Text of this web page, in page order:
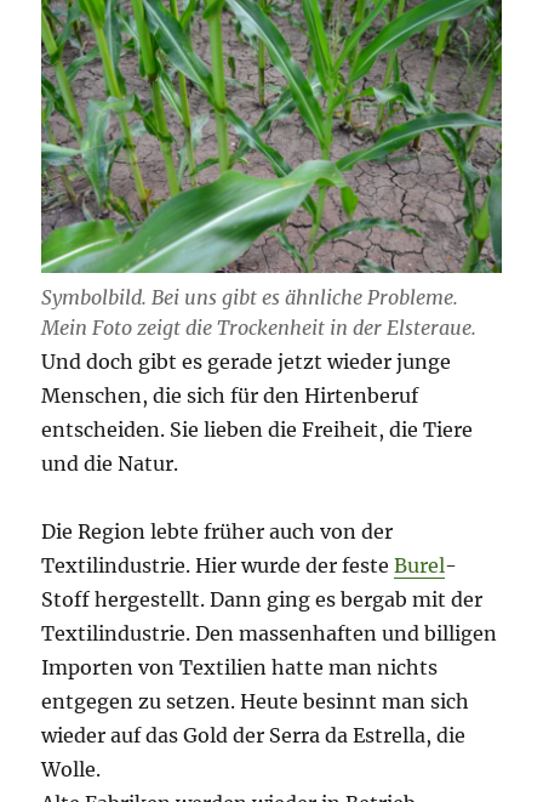
Symbolbild. Bei uns gibt es ähnliche Probleme.
Mein Foto zeigt die Trockenheit in der Elsteraue.
Und doch gibt es gerade jetzt wieder junge
Menschen, die sich für den Hirtenberuf
entscheiden. Sie lieben die Freiheit, die Tiere
und die Natur.
Die Region lebte früher auch von der
Textilindustrie. Hier wurde der festeBurel-
Stoff hergestellt. Dann ging es bergab mit der
Textilindustrie. Den massenhaften und billigen
Importen von Textilien hatte man nichts
entgegen zu setzen. Heute besinnt man sich
wieder auf das Gold der Serra da Estrella, die
Wolle.